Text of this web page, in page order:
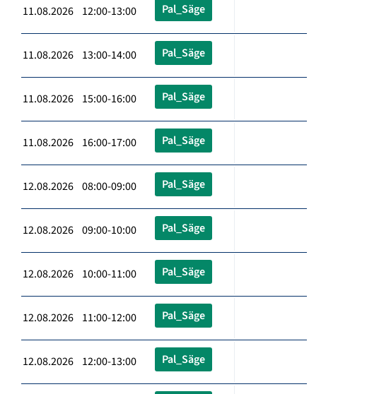
11.08.2026 12:00-13:00 Pal_Säge
11.08.2026 13:00-14:00 Pal_Säge
11.08.2026 15:00-16:00 Pal_Säge
11.08.2026 16:00-17:00 Pal_Säge
12.08.2026 08:00-09:00 Pal_Säge
12.08.2026 09:00-10:00 Pal_Säge
12.08.2026 10:00-11:00 Pal_Säge
12.08.2026 11:00-12:00 Pal_Säge
12.08.2026 12:00-13:00 Pal_Säge